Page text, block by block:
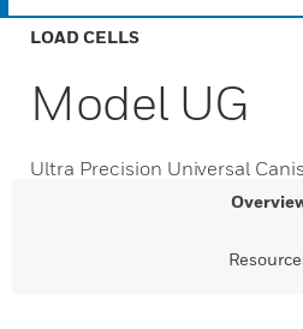
LOAD CELLS
Model UG
Ultra Precision Universal